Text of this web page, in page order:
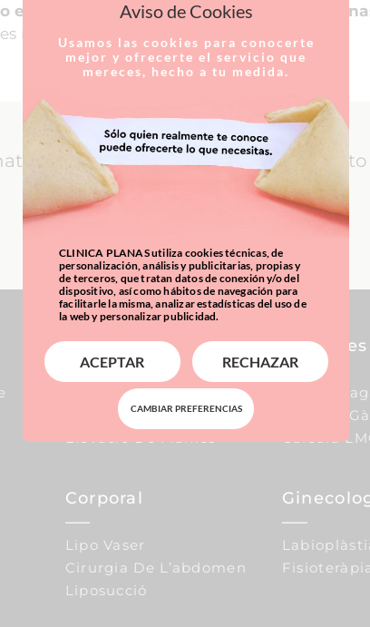
enlavanguardiaTVen què elDr. Jorge
no reabsobibles i com es poden corregir.
Patients: everything you need
Pit
Augment De Mames
Reducció De Mames
Elevació De Mames
Corporal
Lipo Vaser
Cirurgia De L’abdomen
Liposucció
Baló
Mànega
Calcula
Aviso de Cookies
Usamos las cookies para conocerte
mejor y ofrecerte el servicio que
mereces, hecho a tu medida.
CLINICA PLANAS utiliza cookies técnicas, de
personalización, análisis y publicitarias, propias y
de terceros, que tratan datos de conexión y/o del
dispositivo, así como hábitos de navegación para
facilitarle la misma, analizar estadísticas del uso de
la web y personalizar publicidad.
ACEPTAR RECHAZAR
CAMBIAR PREFERENCIAS